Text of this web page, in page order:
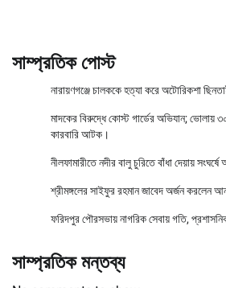
সাম্প্রতিক পোস্ট
নারায়ণগঞ্জে চালককে হত্যা করে অটোরিকশা
মাদকের বিরুদ্ধে কোস্ট গার্ডের অভিযান; ভোলায়
কারবারি আটক।
নীলফামারীতে নদীর বালু চুরিতে বাঁধা দেয়ায়
শ্রীমঙ্গলের সাইফুর রহমান জাবেদ অর্জন করলেন
ফরিদপুর পৌরসভায় নাগরিক সেবায় গতি,
সাম্প্রতিক মন্তব্য